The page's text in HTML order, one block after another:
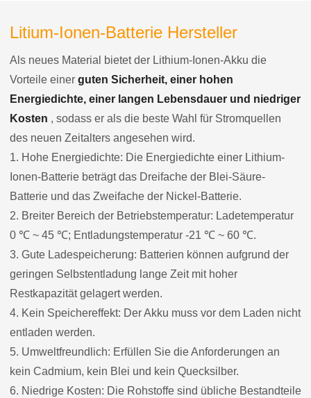
Litium-Ionen-Batterie Hersteller
Als neues Material bietet der Lithium-Ionen-Akku die
Vorteile einer guten Sicherheit, einer hohen
Energiedichte, einer langen Lebensdauer und niedriger
Kosten , sodass er als die beste Wahl für Stromquellen
des neuen Zeitalters angesehen wird.
1. Hohe Energiedichte: Die Energiedichte einer Lithium-
Ionen-Batterie beträgt das Dreifache der Blei-Säure-
Batterie und das Zweifache der Nickel-Batterie.
2. Breiter Bereich der Betriebstemperatur: Ladetemperatur
0 ℃ ~ 45 ℃; Entladungstemperatur -21 ℃ ~ 60 ℃.
3. Gute Ladespeicherung: Batterien können aufgrund der
geringen Selbstentladung lange Zeit mit hoher
Restkapazität gelagert werden.
4. Kein Speichereffekt: Der Akku muss vor dem Laden nicht
entladen werden.
5. Umweltfreundlich: Erfüllen Sie die Anforderungen an
kein Cadmium, kein Blei und kein Quecksilber.
6. Niedrige Kosten: Die Rohstoffe sind übliche Bestandteile